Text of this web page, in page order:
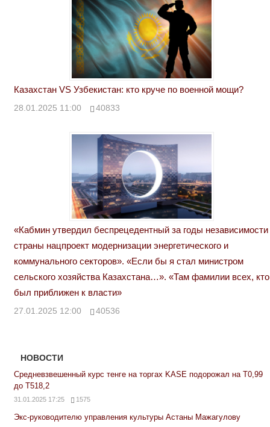
Казахстан VS Узбекистан: кто круче по военной мощи?
28.01.2025 11:00 40833
«Кабмин утвердил беспрецедентный за годы независимости
страны нацпроект модернизации энергетического и
коммунального секторов». «Если бы я стал министром
сельского хозяйства Казахстана…». «Там фамилии всех, кто
был приближен к власти»
27.01.2025 12:00 40536
НОВОСТИ
Средневзвешенный курс тенге на торгах KASE подорожал на Т0,99
до Т518,2
31.01.2025 17:25 1575
Экс-руководителю управления культуры Астаны Мажагулову